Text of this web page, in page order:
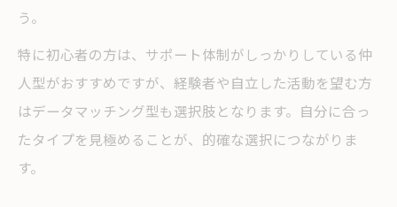
う。
特に初心者の方は、サポート体制がしっかりしている仲
人型がおすすめですが、経験者や自立した活動を望む方
はデータマッチング型も選択肢となります。自分に合っ
たタイプを見極めることが、的確な選択につながりま
す。